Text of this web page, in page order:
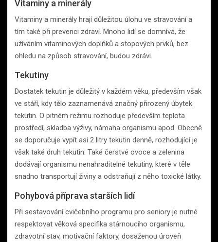
Vitaminy a minerály
Vitaminy a minerály hrají důležitou úlohu ve stravování a
tím také při prevenci zdraví. Mnoho lidí se domnívá, že
užíváním vitaminových doplňků a stopových prvků, bez
ohledu na způsob stravování, budou zdrávi.
Tekutiny
Dostatek tekutin je důležitý v každém věku, především však
ve stáří, kdy tělo zaznamenává značný přirozený úbytek
tekutin. O pitném režimu rozhoduje především teplota
prostředí, skladba výživy, námaha organismu apod. Obecně
se doporučuje vypít asi 2 litry tekutin denně, rozhodující je
však také druh tekutin. Také čerstvé ovoce a zelenina
dodávají organismu nenahraditelné tekutiny, které v těle
snadno transportují živiny a odstraňují z něho toxické látky.
Pohybová příprava starších lidí
Při sestavování cvičebního programu pro seniory je nutné
respektovat věková specifika stárnoucího organismu,
zdravotní stav, motivační faktory, dosaženou úroveň